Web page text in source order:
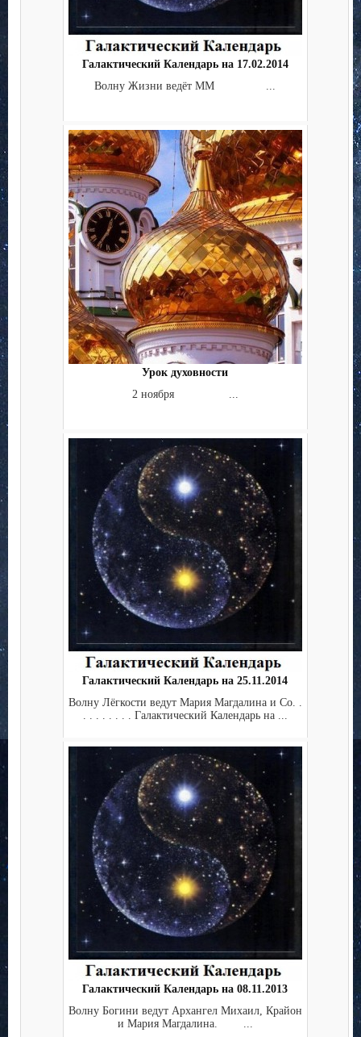
Галактический Календарь на 17.02.2014
Волну Жизни ведёт ММ ...
Урок духовности
2 ноября ...
Галактический Календарь на 25.11.2014
Волну Лёгкости ведут Мария Магдалина и Co. .
. . . . . . . . Галактический Календарь на ...
Галактический Календарь на 08.11.2013
Волну Богини ведут Архангел Михаил, Крайон
и Мария Магдалина. ...